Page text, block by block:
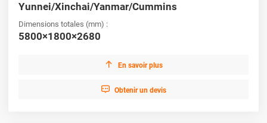
Yunnei/Xinchai/Yanmar/Cummins
Dimensions totales (mm) :
5800×1800×2680
 En savoir plus
 Obtenir un devis